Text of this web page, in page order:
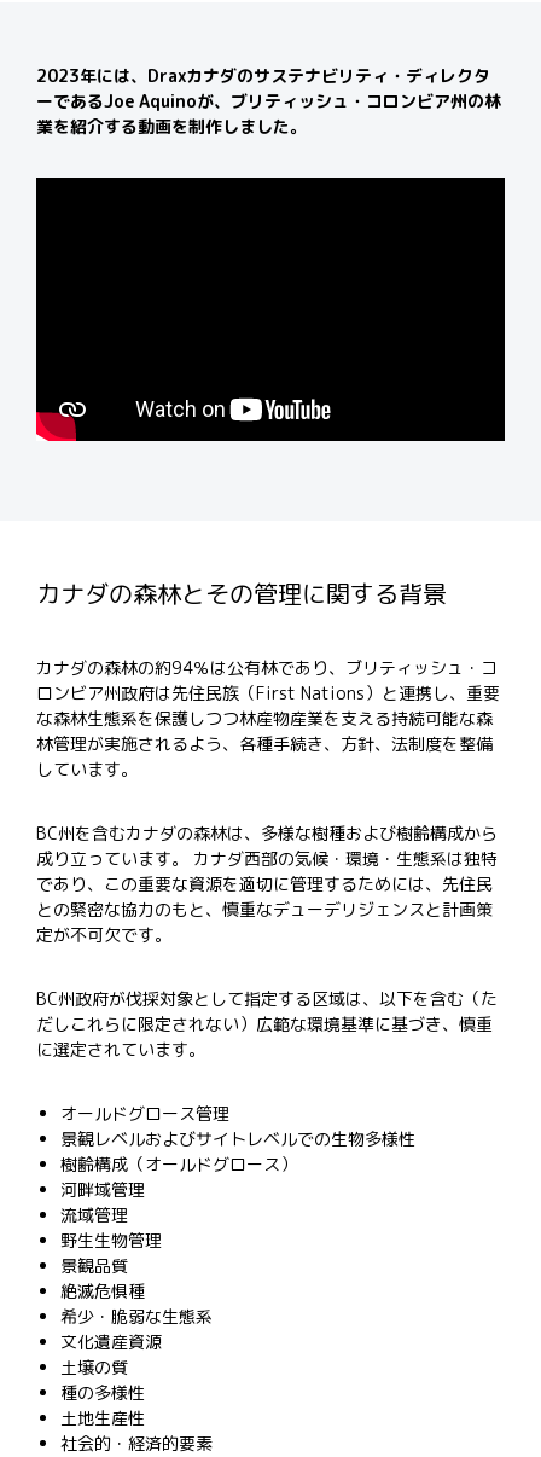
2023年には、Draxカナダのサステナビリティ・ディレクタ
ーであるJoe Aquinoが、ブリティッシュ・コロンビア州の林
業を紹介する動画を制作しました。
カナダの森林とその管理に関する背景
カナダの森林の約94％は公有林であり、ブリティッシュ・コ
ロンビア州政府は先住民族（First Nations）と連携し、重要
な森林生態系を保護しつつ林産物産業を支える持続可能な森
林管理が実施されるよう、各種手続き、方針、法制度を整備
しています。
BC州を含むカナダの森林は、多様な樹種および樹齢構成から
成り立っています。
カナダ西部の気候・環境・生態系は独特
であり、この重要な資源を適切に管理するためには、先住民
との緊密な協力のもと、慎重なデューデリジェンスと計画策
定が不可欠です。
BC州政府が伐採対象として指定する区域は、以下を含む（た
だしこれらに限定されない）広範な環境基準に基づき、慎重
に選定されています。
オールドグロース管理
景観レベルおよびサイトレベルでの生物多様性
樹齢構成（オールドグロース）
河畔域管理
流域管理
野生生物管理
景観品質
絶滅危惧種
希少・脆弱な生態系
文化遺産資源
土壌の質
種の多様性
土地生産性
社会的・経済的要素